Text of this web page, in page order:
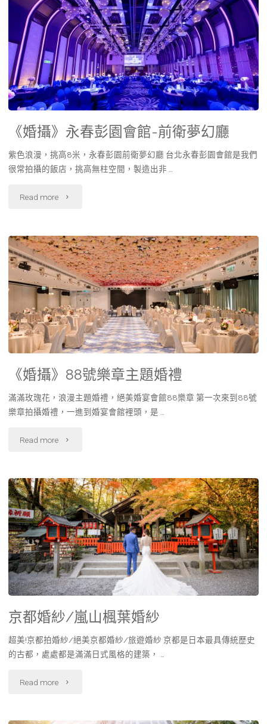
《婚攝》永春彭園會館-前衛夢幻廳
紫色浪漫，挑高8米，永春彭園前衛夢幻廳 台北永春彭園會館是我們
很常拍攝的飯店，挑高無柱空間，製造出非 …
Read more
《婚攝》88號樂章主題婚禮
滿滿玫瑰花，浪漫主題婚禮，絕美婚宴會館88樂章 第一次來到88號
樂章拍攝婚禮，一進到婚宴會館裡頭，是 …
Read more
京都婚紗/嵐山楓葉婚紗
超美!京都拍婚紗/絕美京都婚紗/旅遊婚紗 京都是日本最具傳統歷史
的古都，處處都是滿滿日式風格的建築， …
Read more